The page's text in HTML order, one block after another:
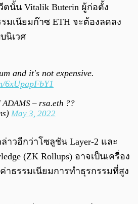
นั้น Vitalik Buterin ผู้ก่อตั้ง
มเนียมก๊าซ ETH จะต้องลดลง
นิเวศ
and it's not expensive.
6xUpapFbY1
– rsa.eth ??
May 3, 2022
าวอีกว่าโซลูชัน Layer-2 และ
(ZK Rollups) อาจเป็นเครื่อง
ธรรมเนียมการทำธุรกรรมที่สูง